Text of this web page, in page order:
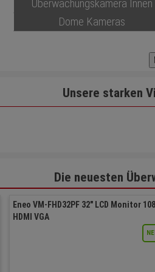
Überwachungskamera Innen
Dome Kameras
Unsere starken
Die neuesten
Eneo VM-FHD32PF 32" LCD Monitor
HDMI VGA